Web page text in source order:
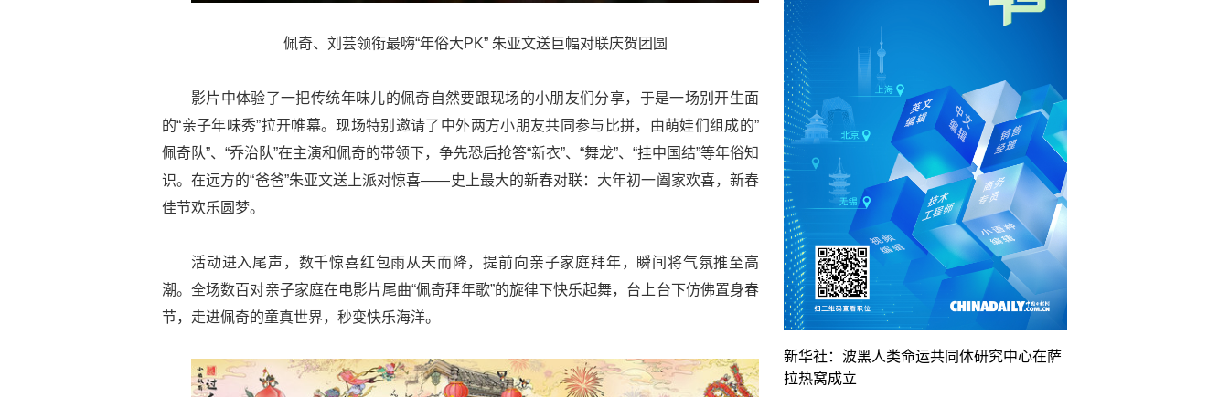
佩奇、刘芸领衔最嗨“年俗大PK” 朱亚文送巨幅对联庆贺团圆
影片中体验了一把传统年味儿的佩奇自然要跟现场的小朋友们分享，于是一场别开生面
的“亲子年味秀”拉开帷幕。现场特别邀请了中外两方小朋友共同参与比拼，由萌娃们组成的”
佩奇队”、“乔治队”在主演和佩奇的带领下，争先恐后抢答“新衣”、“舞龙”、“挂中国结”等年俗知
识。在远方的“爸爸”朱亚文送上派对惊喜——史上最大的新春对联：大年初一阖家欢喜，新春
佳节欢乐圆梦。
活动进入尾声，数千惊喜红包雨从天而降，提前向亲子家庭拜年，瞬间将气氛推至高
潮。全场数百对亲子家庭在电影片尾曲“佩奇拜年歌”的旋律下快乐起舞，台上台下仿佛置身春
节，走进佩奇的童真世界，秒变快乐海洋。
新华社：波黑人类命运共同体研究中心在萨
拉热窝成立